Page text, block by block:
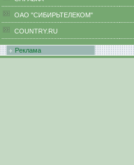
ОАО "СИБИРЬТЕЛЕКОМ"
COUNTRY.RU
Реклама